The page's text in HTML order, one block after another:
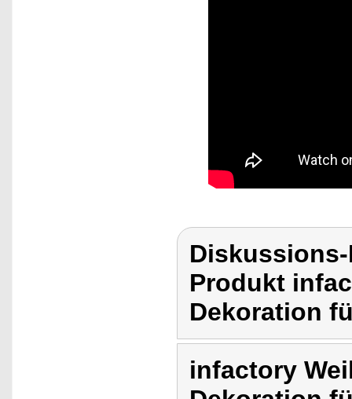
Produkt
Dekoration
infactory